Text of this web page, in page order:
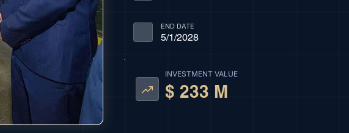
END DATE
5/1/2028
INVESTMENT VALUE
$ 233 M